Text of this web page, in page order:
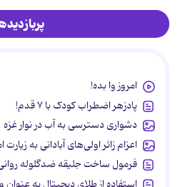
امروز وا بده!
پادزهر اضطراب کودک با ۷ قدم!
دشواری دسترسی به آب در نوار غزه
اعزام زائر اولی‌های آبادانی به
فرمول ساخت جلیقه ضدگلوله